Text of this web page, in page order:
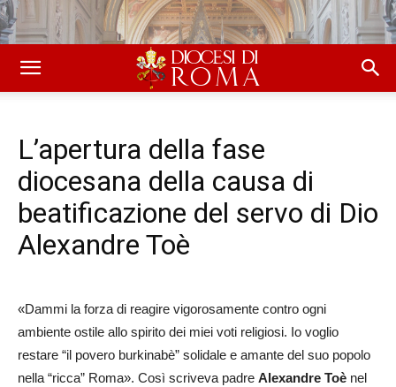
L’apertura della fase
diocesana della causa di
beatificazione del servo di Dio
Alexandre Toè
«Dammi la forza di reagire vigorosamente contro ogni
ambiente ostile allo spirito dei miei voti religiosi. Io voglio
restare “il povero burkinabè” solidale e amante del suo popolo
nella “ricca” Roma». Così scriveva padre Alexandre Toè nel